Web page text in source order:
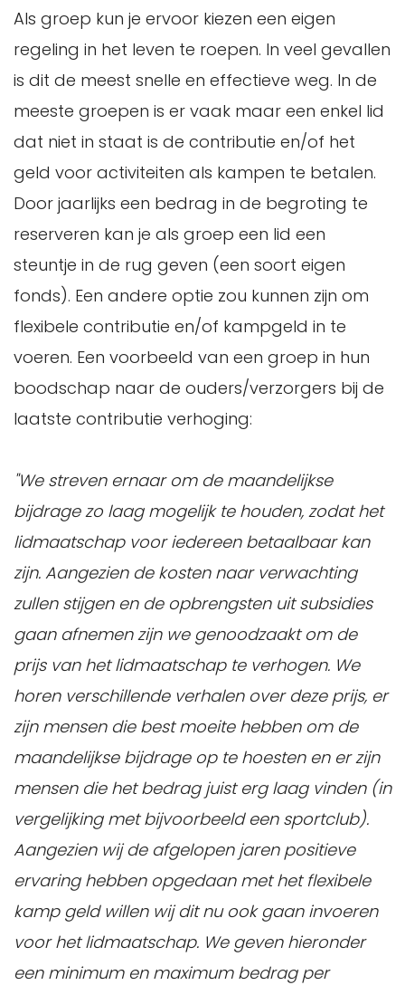
Als groep kun je ervoor kiezen een eigen
regeling in het leven te roepen. In veel gevallen
is dit de meest snelle en effectieve weg. In de
meeste groepen is er vaak maar een enkel lid
dat niet in staat is de contributie en/of het
geld voor activiteiten als kampen te betalen.
Door jaarlijks een bedrag in de begroting te
reserveren kan je als groep een lid een
steuntje in de rug geven (een soort eigen
fonds). Een andere optie zou kunnen zijn om
flexibele contributie en/of kampgeld in te
voeren. Een voorbeeld van een groep in hun
boodschap naar de ouders/verzorgers bij de
laatste contributie verhoging:
"We streven ernaar om de maandelijkse
bijdrage zo laag mogelijk te houden, zodat het
lidmaatschap voor iedereen betaalbaar kan
zijn. Aangezien de kosten naar verwachting
zullen stijgen en de opbrengsten uit subsidies
gaan afnemen zijn we genoodzaakt om de
prijs van het lidmaatschap te verhogen. We
horen verschillende verhalen over deze prijs, er
zijn mensen die best moeite hebben om de
maandelijkse bijdrage op te hoesten en er zijn
mensen die het bedrag juist erg laag vinden (in
vergelijking met bijvoorbeeld een sportclub).
Aangezien wij de afgelopen jaren positieve
ervaring hebben opgedaan met het flexibele
kamp geld willen wij dit nu ook gaan invoeren
voor het lidmaatschap. We geven hieronder
een minimum en maximum bedrag per